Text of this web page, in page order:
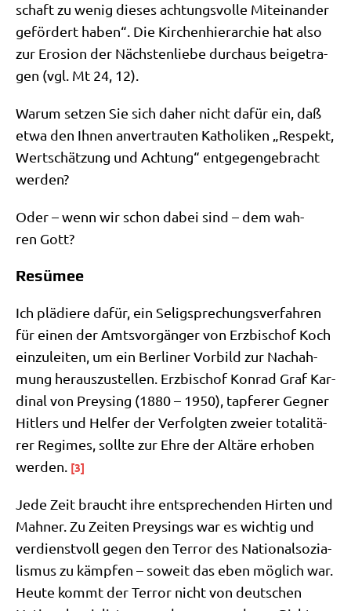
schaft zu wenig die­ses ach­tungs­vol­le Mit­ein­an­der
geför­dert haben“. Die Kir­chen­hier­ar­chie hat also
zur Ero­si­on der Näch­sten­lie­be durch­aus bei­getra­
gen (vgl. Mt 24, 12).
War­um set­zen Sie sich daher nicht dafür ein, daß
etwa den Ihnen anver­trau­ten Katho­li­ken „Respekt,
Wert­schät­zung und Ach­tung“ ent­ge­gen­ge­bracht
werden?
Oder – wenn wir schon dabei sind – dem wah­
ren Gott?
Resümee
Ich plä­die­re dafür, ein Selig­spre­chungs­ver­fah­ren
für einen der Amts­vor­gän­ger von Erz­bi­schof Koch
ein­zu­lei­ten, um ein Ber­li­ner Vor­bild zur Nach­ah­
mung her­aus­zu­stel­len. Erz­bi­schof Kon­rad Graf Kar­
di­nal von Prey­sing (1880 – 1950), tap­fe­rer Geg­ner
Hit­lers und Hel­fer der Ver­folg­ten zwei­er tota­li­tä­
rer Regimes, soll­te zur Ehre der Altä­re erho­ben
wer­den. [3]
Jede Zeit braucht ihre ent­spre­chen­den Hir­ten und
Mah­ner. Zu Zei­ten Prey­sings war es wich­tig und
ver­dienst­voll gegen den Ter­ror des Natio­nal­so­zia­
lis­mus zu kämp­fen – soweit das eben mög­lich war.
Heu­te kommt der Ter­ror nicht von deut­schen